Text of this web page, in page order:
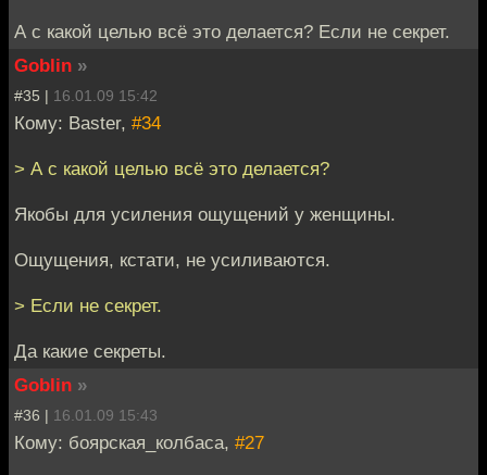
А с какой целью всё это делается? Если не секрет.
Goblin »
#35 | 16.01.09 15:42
Кому: Baster, #34
> А с какой целью всё это делается?
Якобы для усиления ощущений у женщины.
Ощущения, кстати, не усиливаются.
> Если не секрет.
Да какие секреты.
Goblin »
#36 | 16.01.09 15:43
Кому: боярская_колбаса, #27